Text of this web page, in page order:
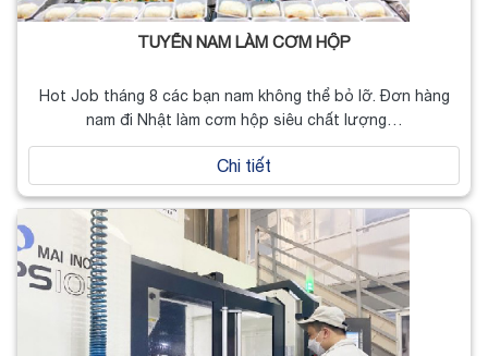
TUYỂN NAM LÀM CƠM HỘP
Hot Job tháng 8 các bạn nam không thể bỏ lỡ. Đơn hàng
nam đi Nhật làm cơm hộp siêu chất lượng…
Chi tiết